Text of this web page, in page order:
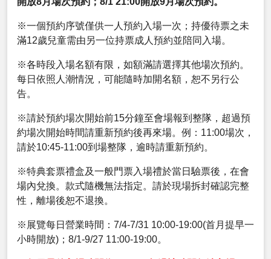
※一個預約序號僅供一人預約入場一次；持優待票之未
滿12歲兒童需由另一位持票成人預約並陪同入場。
※各時段入場名額有限，如額滿請選擇其他場次預約。
每日依照人潮情況，可能隨時加開名額，恕不另行公
告。
※請於預約場次開始前15分鐘至會場報到整隊，超過預
約場次開始時間請重新預約後再來場。例：11:00場次，
請於10:45-11:00到場整隊，逾時請重新預約。
※特典套票禮盒及一般門票入場禮於當日驗票後，在會
場內兌換。款式隨機無法指定。請於現場拆封確認完整
性，離場後恕不退換。
※展覽每日營業時間：7/4-7/31 10:00-19:00(首月提早一
小時開放)；8/1-9/27 11:00-19:00。